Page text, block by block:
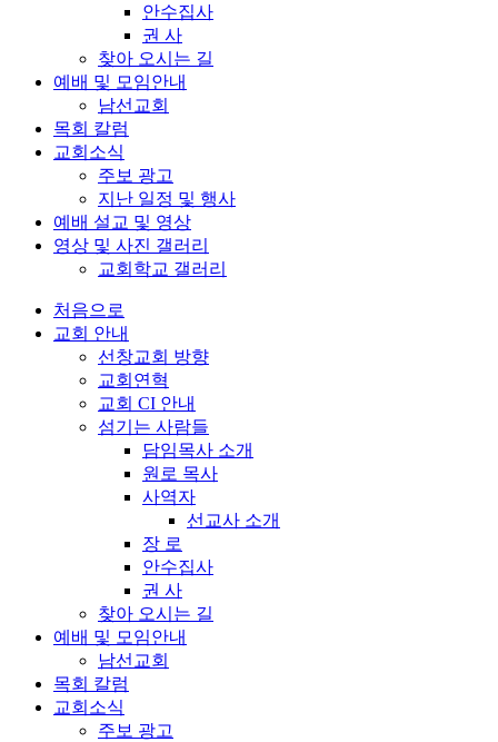
안수집사
권 사
찾아 오시는 길
예배 및 모임안내
남선교회
목회 칼럼
교회소식
주보 광고
지난 일정 및 행사
예배 설교 및 영상
영상 및 사진 갤러리
교회학교 갤러리
처음으로
교회 안내
선창교회 방향
교회연혁
교회 CI 안내
섬기는 사람들
담임목사 소개
원로 목사
사역자
선교사 소개
장 로
안수집사
권 사
찾아 오시는 길
예배 및 모임안내
남선교회
목회 칼럼
교회소식
주보 광고